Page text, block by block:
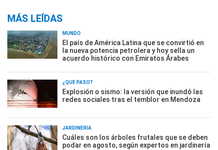
MÁS LEÍDAS
MUNDO
El país de América Latina que se convirtió en
la nueva potencia petrolera y hoy sella un
acuerdo histórico con Emiratos Árabes
¿QUÉ PASÓ?
Explosión o sismo: la versión que inundó las
redes sociales tras el temblor en Mendoza
JARDINERÍA
Cuáles son los árboles frutales que se deben
podar en agosto, según expertos en jardinería